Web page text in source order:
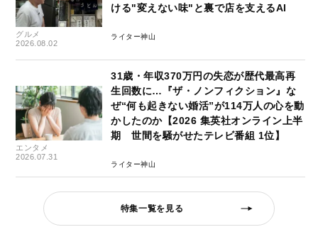
グルメ
2026.08.02
ける"変えない味"と裏で店を支えるAI
ライター神山
エンタメ
2026.07.31
31歳・年収370万円の失恋が歴代最高再
生回数に…『ザ・ノンフィクション』な
ぜ“何も起きない婚活”が114万人の心を動
かしたのか【2026 集英社オンライン上半
期 世間を騒がせたテレビ番組 1位】
ライター神山
特集一覧を見る